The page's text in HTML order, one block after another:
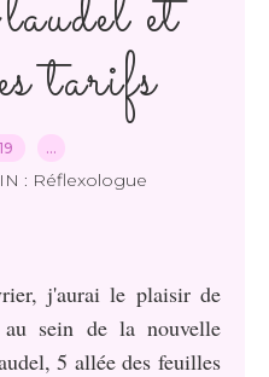
tarifs
…
: Réflexologue
j'aurai le plaisir de
sein de la nouvelle
5 allée des feuilles